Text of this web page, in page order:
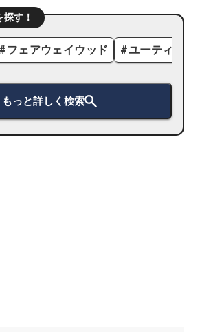
す！
#フェアウェイウッド #ユーティリ
もっと詳しく検索